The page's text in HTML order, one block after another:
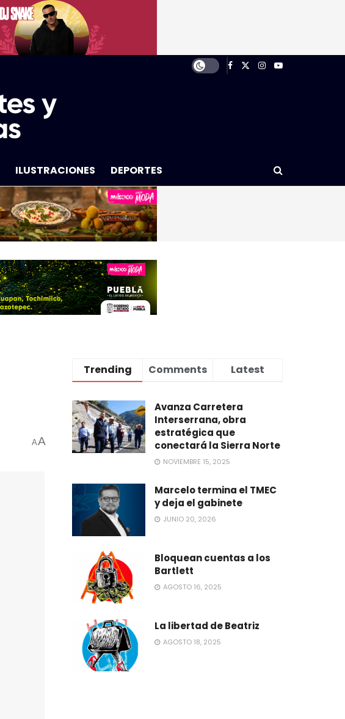
ILUSTRACIONES DEPORTES
AA
Trending Comments Latest
Avanza Carretera
Interserrana, obra
estratégica que
conectará la Sierra Norte
NOVIEMBRE 15, 2025
Marcelo termina el TMEC
y deja el gabinete
JUNIO 20, 2026
Bloquean cuentas a los
Bartlett
AGOSTO 16, 2025
La libertad de Beatriz
AGOSTO 18, 2025